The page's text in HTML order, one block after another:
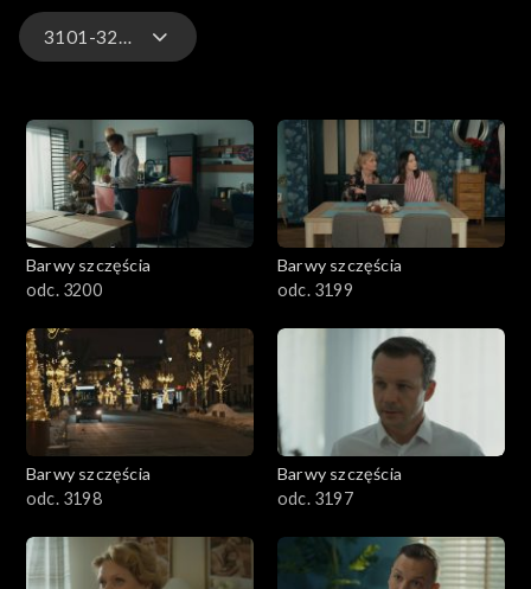
3101-3200
3201-3300
3101-3200
3001-3100
2901-3000
2801–2900
2701–2800
2501–2600
Barwy szczęścia
odc. 3200
Barwy szczęścia
odc. 3199
Barwy szczęścia
odc. 3198
Barwy szczęścia
odc. 3197